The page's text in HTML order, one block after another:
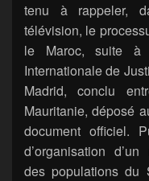
tenu à rappeler,
télévision, le
le Maroc, suite à
Internationale de
Madrid, conclu
Mauritanie, déposé
document officiel.
d’organisation d’un
des populations du